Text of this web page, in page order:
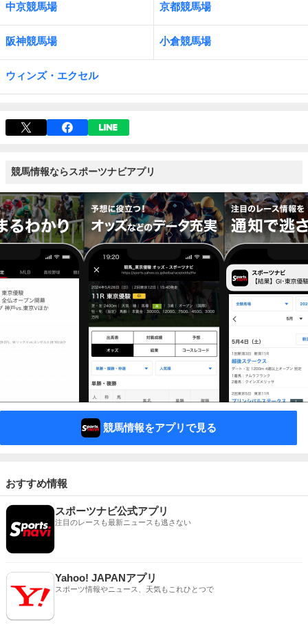
中京競馬場 京都競馬場
阪神競馬場 小倉競馬場
ウィンズ・エクセル
競馬情報ならスポーツナビアプリ
競馬情報をアプリで見る
おすすめ情報
スポーツナビ公式アプリ
注目のレースも最新ニュースも逃さない
Yahoo! JAPANアプリ
スポーツ情報やニュース、天気もこれひとつで